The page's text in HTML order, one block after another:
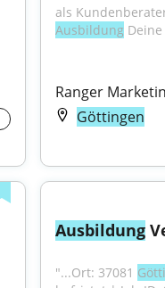
Ausbildung
Ranger
Göttingen
Ausbildung
"...Ort: 37081